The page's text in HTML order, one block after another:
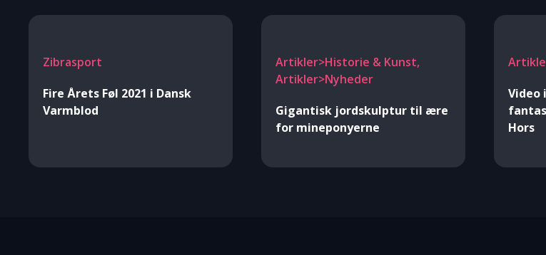
Zibrasport
Fire Årets Føl 2021 i Dansk
Varmblod
Artikler>Historie & Kunst,
Artikler>Nyheder
Gigantisk jordskulptur til ære
for mineponyerne
Video
Hors